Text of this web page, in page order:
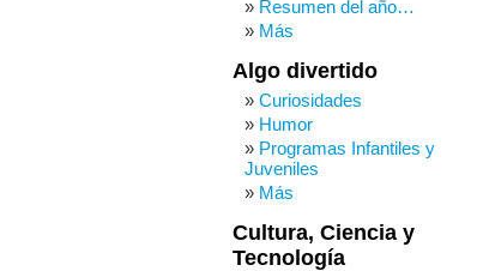
Resumen del año…
Más
Algo divertido
Curiosidades
Humor
Programas Infantiles y
Juveniles
Más
Cultura, Ciencia y
Tecnología